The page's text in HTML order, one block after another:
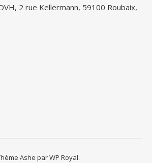
2 rue Kellermann, 59100 Roubaix,
Ashe parWP Royal.